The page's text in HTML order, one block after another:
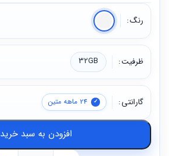
رنگ
ظرفیت 32GB
گارانتی 24 ماهه متین
افزودن به سبد خرید